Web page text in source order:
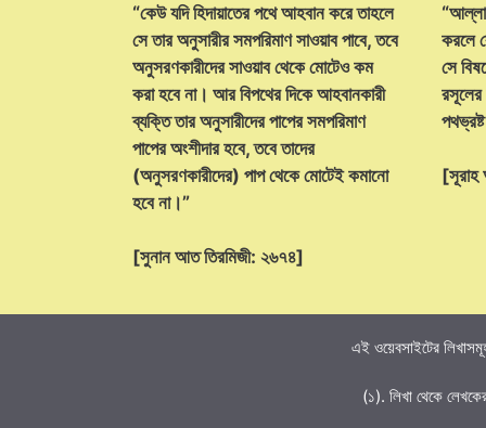
“কেউ যদি হিদায়াতের পথে আহবান করে তাহলে
সে তার অনুসারীর সমপরিমাণ সাওয়াব পাবে, তবে
অনুসরণকারীদের সাওয়াব থেকে মোটেও কম
করা হবে না। আর বিপথের দিকে আহবানকারী
ব্যক্তি তার অনুসারীদের পাপের সমপরিমাণ
পাপের অংশীদার হবে, তবে তাদের
(অনুসরণকারীদের) পাপ থেকে মোটেই কমানো
হবে না।”
[সুনান আত তিরমিজী: ২৬৭৪]
করলে
সে
এই ওয়েবসাইটের
(১). লিখা থেকে